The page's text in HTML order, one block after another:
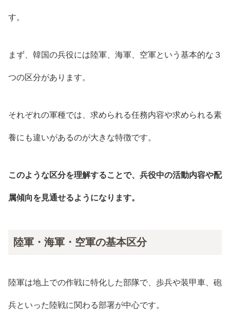
す。
まず、韓国の兵役には陸軍、海軍、空軍という基本的な３
つの区分があります。
それぞれの軍種では、求められる任務内容や求められる素
養にも違いがあるのが大きな特徴です。
このような区分を理解することで、兵役中の活動内容や配
属傾向を見通せるようになります。
陸軍・海軍・空軍の基本区分
陸軍は地上での作戦に特化した部隊で、歩兵や装甲車、砲
兵といった陸戦に関わる部署が中心です。